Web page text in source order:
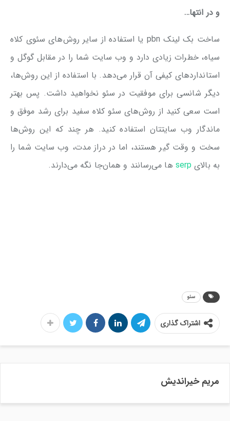
و در انتها…
ساخت بک لینک pbn یا استفاده از سایر روش‌های سئوی کلاه
سیاه، خطرات زیادی دارد و وب سایت شما را در مقابل گوگل و
استانداردهای کیفی آن قرار می‌دهد. با استفاده از این روش‌ها،
دیگر شانسی برای موفقیت در سئو نخواهید داشت. پس بهتر
است سعی کنید از روش‌های سئو کلاه سفید برای رشد موفق و
ماندگار وب سایتتان استفاده کنید. هر چند که این روش‎‌ها
سخت و وقت گیر هستند، اما در دراز مدت، وب سایت شما را
به بالای serp ها می‌رسانند و همان‌جا نگه می‌دارند.
سئو
اشتراک گذاری
مریم خیراندیش